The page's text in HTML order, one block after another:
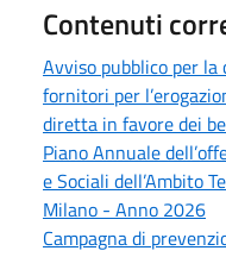
Contenuti
Avviso pubblico per la
fornitori per
diretta in favore dei
Piano Annuale
e Sociali dell’Ambito
Milano - Anno 2026
Campagna di